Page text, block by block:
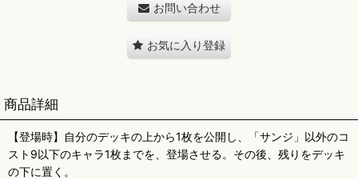
お問い合わせ
お気に入り登録
商品詳細
【登場時】自分のデッキの上から1枚を公開し、「サンジ」以外のコ
スト9以下のキャラ1枚までを、登場させる。その後、残りをデッキ
の下に置く。